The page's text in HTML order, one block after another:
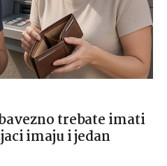
trebate imati
imaju i jedan